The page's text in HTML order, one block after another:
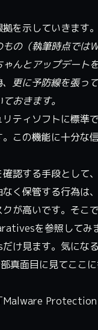
を示していきます。
の（執筆時点では
んとアップデート
更に予防線を張っ
おきます。
ティソフトに標準
この機能に十分な
認する手段として
く保管する行為は
が高いです。そこ
を参照してみ
け見ます。気にな
真面目に見てここ
Malware